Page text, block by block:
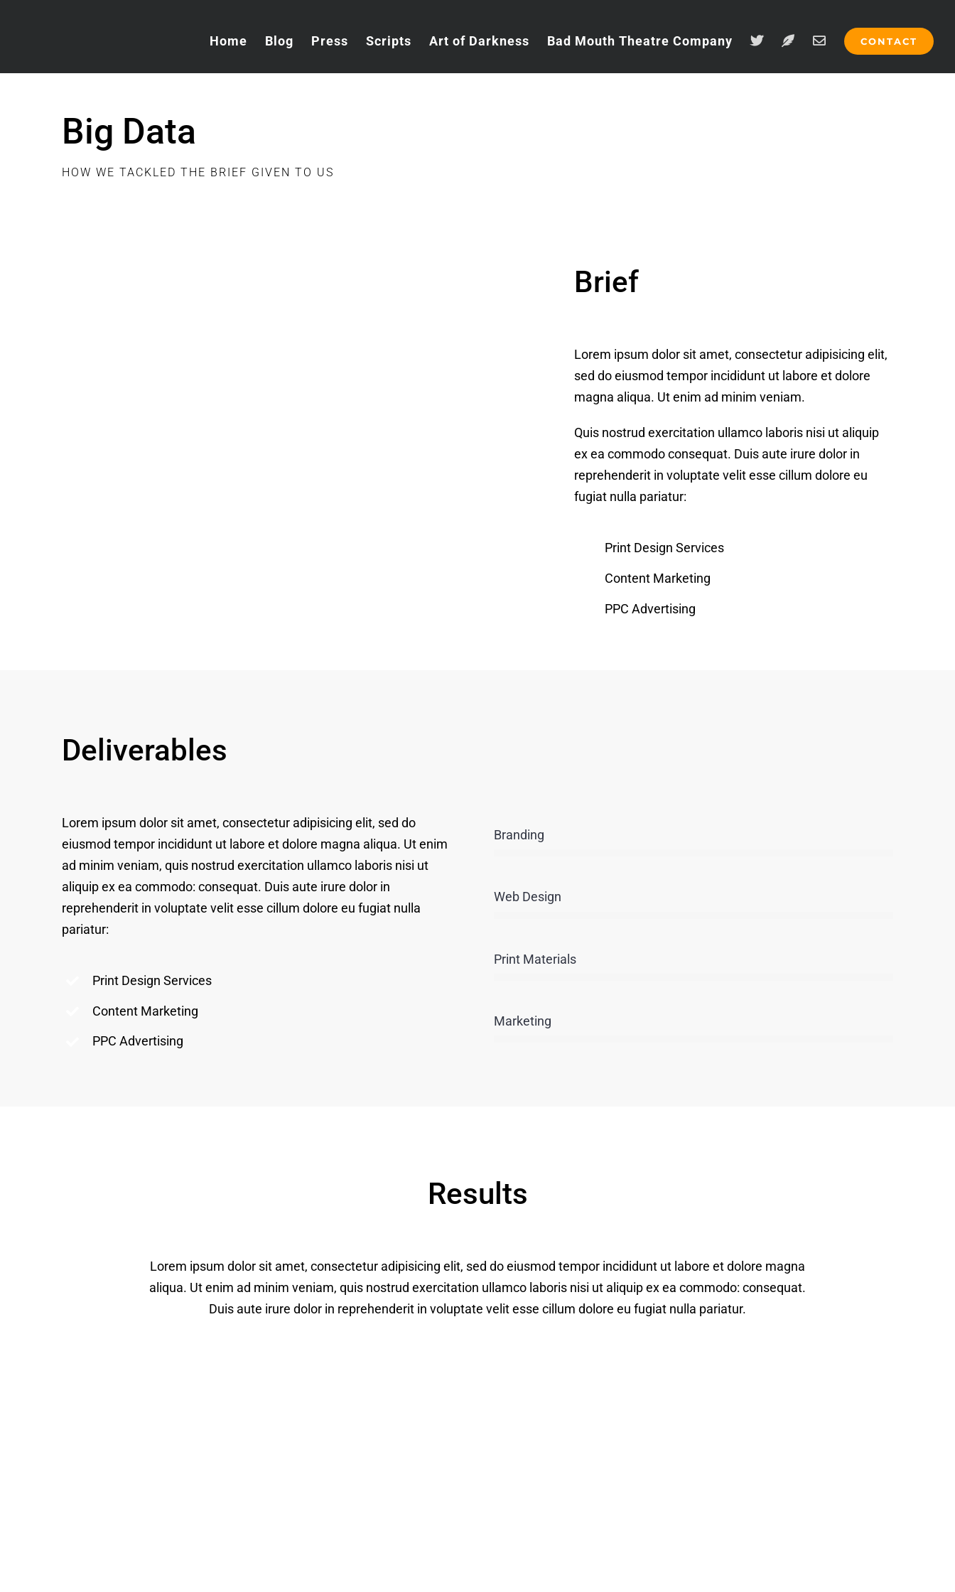
Home Blog Press Scripts Art of Darkness Bad Mouth Theatre Company CONTACT
Big Data
HOW WE TACKLED THE BRIEF GIVEN TO US
Brief
Lorem ipsum dolor sit amet, consectetur adipisicing elit,
sed do eiusmod tempor incididunt ut labore et dolore
magna aliqua. Ut enim ad minim veniam.
Quis nostrud exercitation ullamco laboris nisi ut aliquip
ex ea commodo consequat. Duis aute irure dolor in
reprehenderit in voluptate velit esse cillum dolore eu
fugiat nulla pariatur:
Print Design Services
Content Marketing
PPC Advertising
Deliverables
Lorem ipsum dolor sit amet, consectetur adipisicing elit, sed do
eiusmod tempor incididunt ut labore et dolore magna aliqua. Ut enim
ad minim veniam, quis nostrud exercitation ullamco laboris nisi ut
aliquip ex ea commodo: consequat. Duis aute irure dolor in
reprehenderit in voluptate velit esse cillum dolore eu fugiat nulla
pariatur:
Print Design Services
Content Marketing
PPC Advertising
Branding
Web Design
Print Materials
Marketing
Results
Lorem ipsum dolor sit amet, consectetur adipisicing elit, sed do eiusmod tempor incididunt ut labore et dolore magna
aliqua. Ut enim ad minim veniam, quis nostrud exercitation ullamco laboris nisi ut aliquip ex ea commodo: consequat.
Duis aute irure dolor in reprehenderit in voluptate velit esse cillum dolore eu fugiat nulla pariatur.